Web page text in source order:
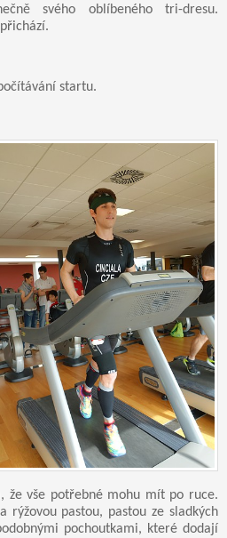
svého oblíbeného tri-dresu.
startu.
že vše potřebné mohu mít po ruce.
rýžovou pastou, pastou ze sladkých
pochoutkami, které dodají